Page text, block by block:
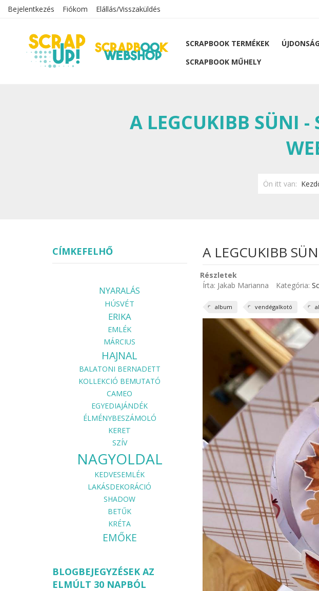
Bejelentkezés Fiókom Elállás/Visszaküldés
SCRAPBOOK TERMÉKEK
SCRAPBOOK MŰHELY
A LEGCUKIBB SÜNI -
Ön itt van:
CÍMKEFELHŐ
NYARALÁS
HÚSVÉT
ERIKA
EMLÉK
MÁRCIUS
HAJNAL
BALATONI BERNADETT
KOLLEKCIÓ BEMUTATÓ
CAMEO
EGYEDIAJÁNDÉK
ÉLMÉNYBESZÁMOLÓ
KERET
SZÍV
NAGYOLDAL
KEDVESEMLÉK
LAKÁSDEKORÁCIÓ
SHADOW
BETŰK
KRÉTA
EMŐKE
BLOGBEJEGYZÉSEK AZ
ELMÚLT 30 NAPBÓL
A LEGCUKIBB
Részletek
Írta: Jakab Marianna Kategória:
album vendégalkotó